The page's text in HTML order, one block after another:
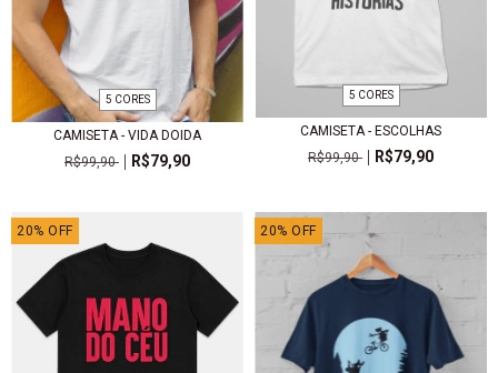
5 CORES
CAMISETA - VIDA DOIDA
R$99,90
R$79,90
5 CORES
CAMISETA - ESCOLHAS
R$99,90
R$79,90
20% OFF 20% OFF